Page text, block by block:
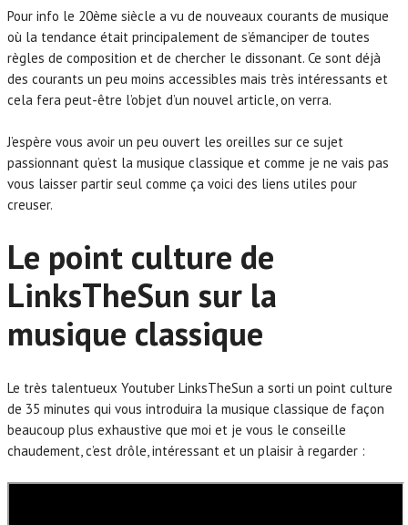
Pour info le 20ème siècle a vu de nouveaux courants de musique
où la tendance était principalement de s’émanciper de toutes
règles de composition et de chercher le dissonant. Ce sont déjà
des courants un peu moins accessibles mais très intéressants et
cela fera peut-être l’objet d’un nouvel article, on verra.
J’espère vous avoir un peu ouvert les oreilles sur ce sujet
passionnant qu’est la musique classique et comme je ne vais pas
vous laisser partir seul comme ça voici des liens utiles pour
creuser.
Le point culture de
LinksTheSun sur la
musique classique
Le très talentueux Youtuber LinksTheSun a sorti un point culture
de 35 minutes qui vous introduira la musique classique de façon
beaucoup plus exhaustive que moi et je vous le conseille
chaudement, c’est drôle, intéressant et un plaisir à regarder :